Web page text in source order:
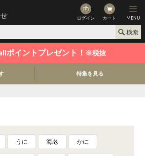
ログイン カート MENU
ポイントプレゼント！ ※税抜
特集を見る
うに 海老 かに